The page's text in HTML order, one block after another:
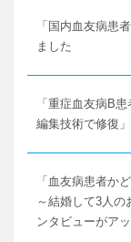
「国内血友病患
ました
「重症血友病B
編集技術で修復
「血友病患者か
～結婚して3人の
ンタビューがア